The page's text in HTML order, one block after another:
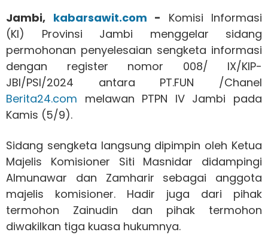
Jambi, kabarsawit.com - Komisi Informasi
(KI) Provinsi Jambi menggelar sidang
permohonan penyelesaian sengketa informasi
dengan register nomor 008/ IX/KIP-
JBI/PSI/2024 antara PT.FUN /Chanel
Berita24.com melawan PTPN IV Jambi pada
Kamis (5/9).
Sidang sengketa langsung dipimpin oleh Ketua
Majelis Komisioner Siti Masnidar didampingi
Almunawar dan Zamharir sebagai anggota
majelis komisioner. Hadir juga dari pihak
termohon Zainudin dan pihak termohon
diwakilkan tiga kuasa hukumnya.